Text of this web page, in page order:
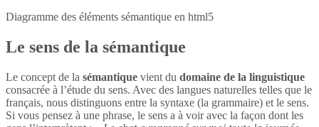
Diagramme des éléments sémantique en html5
Le sens de la sémantique
Le concept de la sémantique vient du domaine de la linguistique
consacrée à l’étude du sens. Avec des langues naturelles telles que le
français, nous distinguons entre la syntaxe (la grammaire) et le sens.
Si vous pensez à une phrase, le sens a à voir avec la façon dont les